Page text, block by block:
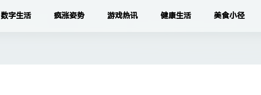
数字生活 疯涨姿势 游戏热讯 健康生活 美食小径